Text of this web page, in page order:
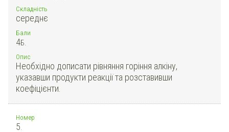
Складність
середнє
Бали
4Б.
Опис
Необхідно дописати рівняння горіння алкіну,
указавши продукти реакції та розставивши
коефіцієнти.
Номер
5.